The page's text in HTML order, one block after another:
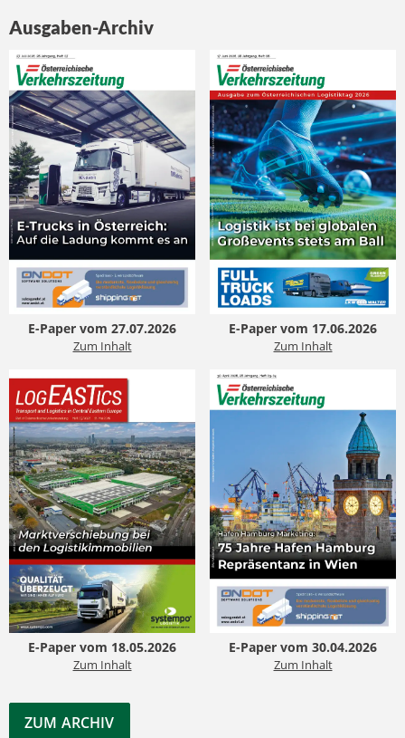
Ausgaben-Archiv
E-Paper vom 27.07.2026
Zum Inhalt
E-Paper vom 17.06.2026
Zum Inhalt
E-Paper vom 18.05.2026
Zum Inhalt
E-Paper vom 30.04.2026
Zum Inhalt
ZUM ARCHIV